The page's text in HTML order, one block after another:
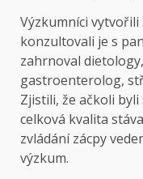
Výzkumníci
konzultovali je s
zahrnoval
gastroenterolog,
Zjistili, že ačkoli
celková kvalita
zvládání zácpy
výzkum.